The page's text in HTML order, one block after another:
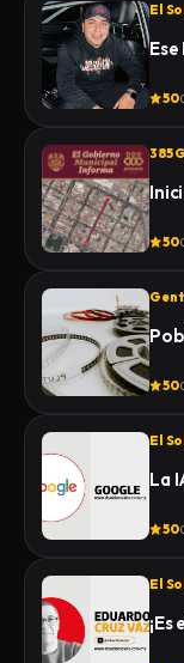
El
50
385
50
50
El
La
50
El